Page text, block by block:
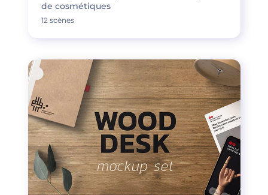
de cosmétiques
12 scènes